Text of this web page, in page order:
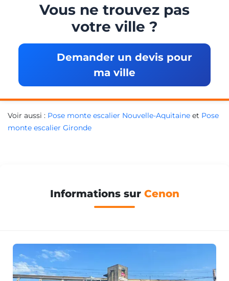
Vous ne trouvez pas
votre ville ?
Demander un devis pour
ma ville
Voir aussi : Pose monte escalier Nouvelle-Aquitaine et Pose
monte escalier Gironde
Informations sur Cenon